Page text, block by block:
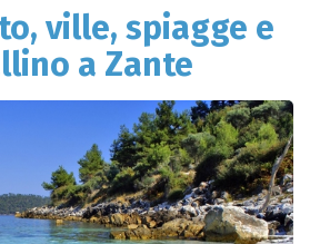
ville, spiagge e
a Zante